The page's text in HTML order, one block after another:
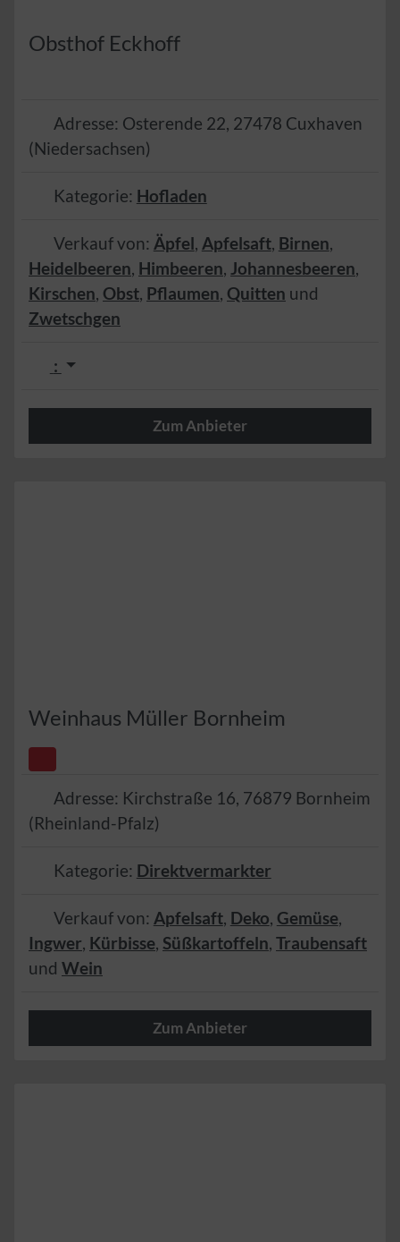
Obsthof Eckhoff
Adresse: Osterende 22, 27478 Cuxhaven
(Niedersachsen)
Kategorie: Hofladen
Verkauf von: Äpfel, Apfelsaft, Birnen,
Heidelbeeren, Himbeeren, Johannesbeeren,
Kirschen, Obst, Pflaumen, Quitten und
Zwetschgen
:
Zum Anbieter
Weinhaus Müller Bornheim
Adresse: Kirchstraße 16, 76879 Bornheim
(Rheinland-Pfalz)
Kategorie: Direktvermarkter
Verkauf von: Apfelsaft, Deko, Gemüse,
Ingwer, Kürbisse, Süßkartoffeln, Traubensaft
und Wein
Zum Anbieter